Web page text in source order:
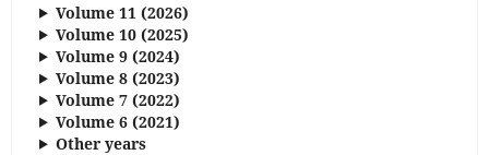
Volume 11 (2026)
Volume 10 (2025)
Volume 9 (2024)
Volume 8 (2023)
Volume 7 (2022)
Volume 6 (2021)
Other years